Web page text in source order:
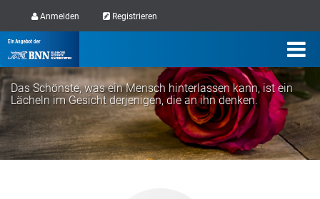
Anmelden Registrieren
Das Schönste, was ein Mensch hinterlassen kann, ist ein
Lächeln im Gesicht derjenigen, die an ihn denken.